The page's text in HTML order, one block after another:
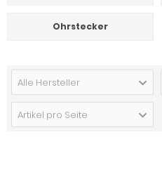
Ohrstecker
Alle Hersteller
Artikel pro Seite